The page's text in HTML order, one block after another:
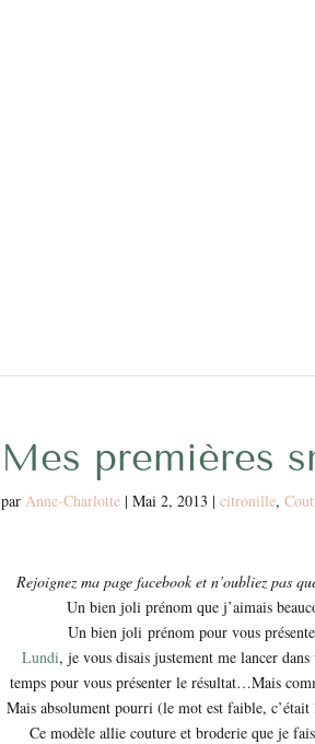
Mes premières
parAnne-Charlotte |Mai 2, 2013 |citronille,
Rejoignez ma page facebook et n’oubliez pas
Un bien joli prénom que j’aimais
Un bien joli prénom pour vous
Lundi, je vous disais justement me lancer
temps pour vous présenter le résultat…Mais
Mais absolument pourri (le mot est faible,
Ce modèle allie couture et broderie que je fais